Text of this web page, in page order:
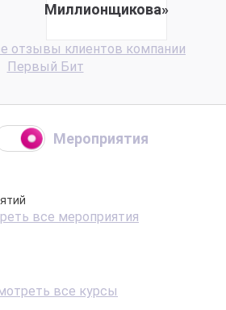
Миллионщикова»
отзывы клиентов компании
Первый Бит
Мероприятия
все мероприятия
все курсы